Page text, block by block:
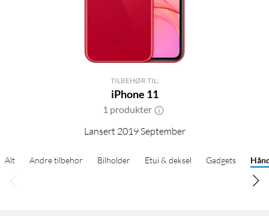
TILBEHØR TIL:
iPhone 11
1 produkter
Lansert 2019 September
Alt Andre tilbehør Bilholder Etui & deksel Gadgets